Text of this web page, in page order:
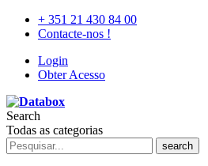
+ 351 21 430 84 00
Contacte-nos !
Login
Obter Acesso
Search
Todas as categorias
search